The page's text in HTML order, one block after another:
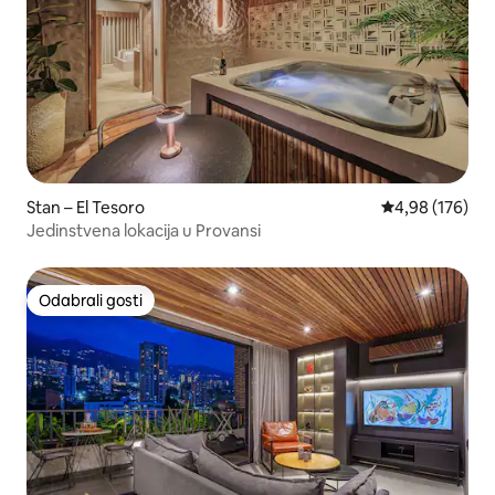
Stan – El Tesoro Prosječna
4,98 (176)
Jedinstvena lokacija u Provansi
Odabrali gosti
Odabrali gosti